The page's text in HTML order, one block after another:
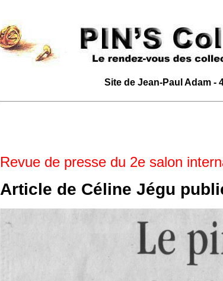
Site de Jean-Paul Adam -
Revue de presse du 2e salon
Article de Céline Jégu